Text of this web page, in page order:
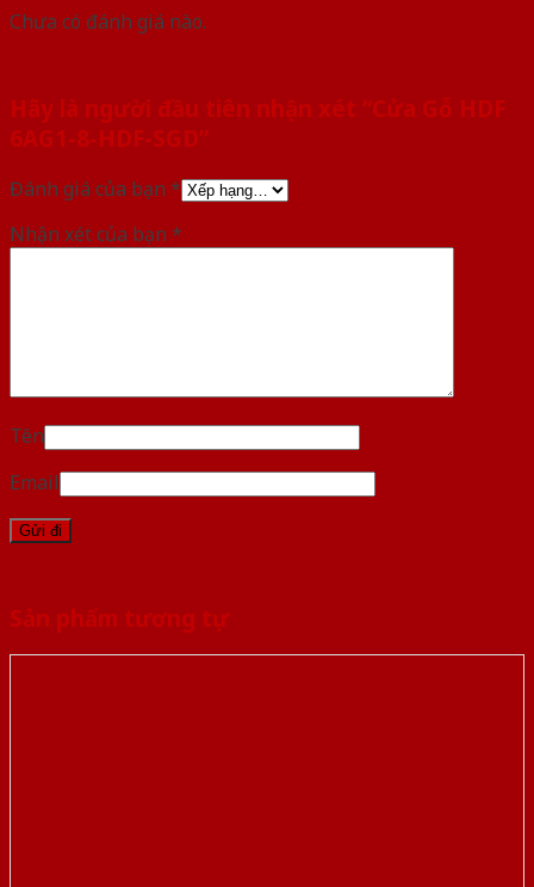
Chưa có đánh giá nào.
Hãy là người đầu tiên nhận xét “Cửa Gỗ HDF
6AG1-8-HDF-SGD”
Đánh giá của bạn *
Nhận xét của bạn *
Tên
Email
Sản phẩm tương tự